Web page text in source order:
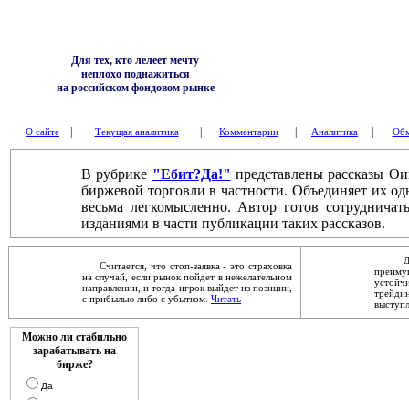
Для тех, кто лелеет мечту
неплохо поднажиться
на российском фондовом рынке
О сайте Текущая аналитика Комментарии Аналитика
В рубрике "Ебит?Да!" представлены рассказы
биржевой торговли в частности. Объединяет их
весьма легкомысленно. Автор готов
изданиями в части публикации таких рассказов.
Считается, что стоп-заявка - это страховка
на случай, если рынок пойдет в нежелательном
направлении, и тогда игрок выйдет из позиции,
с прибылью либо с убытком. Читать
Можно ли стабильно
зарабатывать на
бирже?
Да